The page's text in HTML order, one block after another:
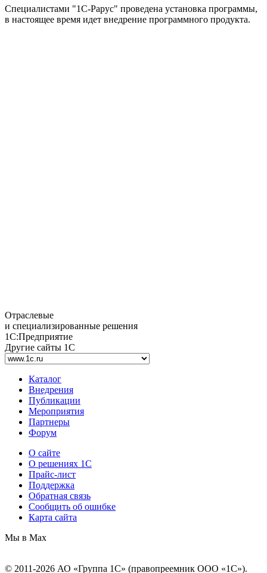
Специалистами "1С-Рарус" проведена установка программы,
в настоящее время идет внедрение программного продукта.
Отраслевые
и специализированные решения
1С:Предприятие
Другие сайты 1С
Каталог
Внедрения
Публикации
Мероприятия
Партнеры
Форум
О сайте
О решениях 1С
Прайс-лист
Поддержка
Обратная связь
Сообщить об ошибке
Карта сайта
Мы в Max
© 2011-2026 АО «Группа 1С» (правопреемник ООО «1С»).